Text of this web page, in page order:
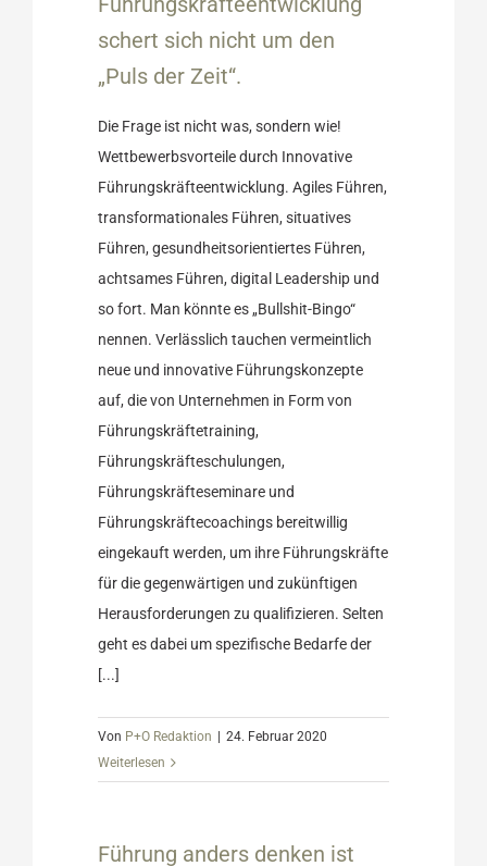
schert sich nicht um den
„Puls der Zeit“.
Die Frage ist nicht was, sondern wie!
Wettbewerbsvorteile durch Innovative
Führungskräfteentwicklung. Agiles Führen,
transformationales Führen, situatives
Führen, gesundheitsorientiertes Führen,
achtsames Führen, digital Leadership und
so fort. Man könnte es „Bullshit-Bingo“
nennen. Verlässlich tauchen vermeintlich
neue und innovative Führungskonzepte
auf, die von Unternehmen in Form von
Führungskräftetraining,
Führungskräfteschulungen,
Führungskräfteseminare und
Führungskräftecoachings bereitwillig
eingekauft werden, um ihre Führungskräfte
für die gegenwärtigen und zukünftigen
Herausforderungen zu qualifizieren. Selten
geht es dabei um spezifische Bedarfe der
[...]
Von P+O Redaktion | 24. Februar 2020
Weiterlesen
Führung anders denken ist